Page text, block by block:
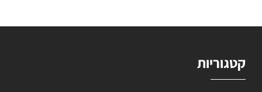
קטגוריות